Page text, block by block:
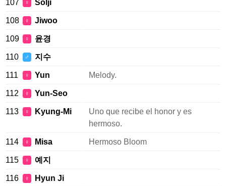
107 ♀ Solji
108 ♀ Jiwoo
109 ♀ 윤경
110 ♂ 지수
111 ♀ Yun Melody.
112 ♀ Yun-Seo
113 ♀ Kyung-Mi
Uno que recibe el honor y es
hermoso.
114 ♀ Misa Hermoso Bloom
115 ♀ 예지
116 ♀ Hyun Ji